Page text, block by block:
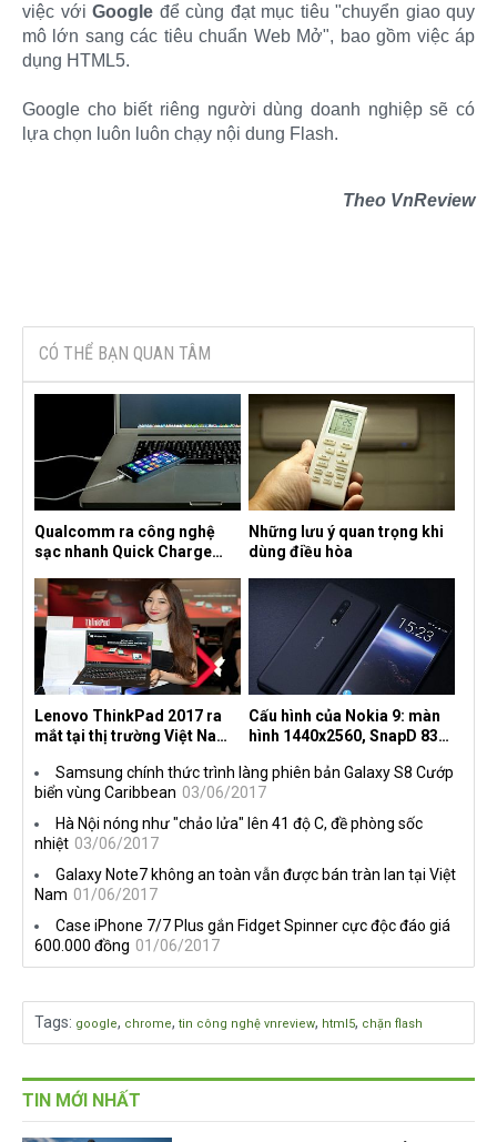
việc với Google để cùng đạt mục tiêu "chuyển giao quy
mô lớn sang các tiêu chuẩn Web Mở", bao gồm việc áp
dụng HTML5.
Google cho biết riêng người dùng doanh nghiệp sẽ có
lựa chọn luôn luôn chạy nội dung Flash.
Theo VnReview
CÓ THỂ BẠN QUAN TÂM
Qualcomm ra công nghệ
sạc nhanh Quick Charge
Những lưu ý quan trọng khi
dùng điều hòa
Lenovo ThinkPad 2017 ra
mắt tại thị trường Việt Nam,
Cấu hình của Nokia 9: màn
hình 1440x2560, SnapD 835,
Samsung chính thức trình làng phiên bản Galaxy S8 Cướp
biển vùng Caribbean 03/06/2017
Hà Nội nóng như "chảo lửa" lên 41 độ C, đề phòng sốc
nhiệt 03/06/2017
Galaxy Note7 không an toàn vẫn được bán tràn lan tại Việt
Nam 01/06/2017
Case iPhone 7/7 Plus gắn Fidget Spinner cực độc đáo giá
600.000 đồng 01/06/2017
Tags: google, chrome, tin công nghệ vnreview, html5, chặn flash
TIN MỚI NHẤT